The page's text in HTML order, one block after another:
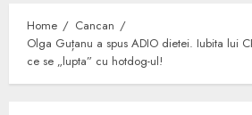
Home
Cancan
Olga Guțanu a spus ADIO dietei. Iubita lui
ce se „lupta” cu hotdog-ul!